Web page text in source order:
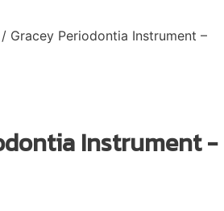
/ Gracey Periodontia Instrument –
Instrument -